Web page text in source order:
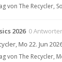
von The Recycler,
2026 0
, Mo 22. Jun
von The Recycler,